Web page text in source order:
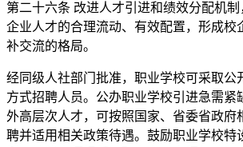
第二十六条 改进人才引进和绩效分配机
企业人才的合理流动、有效配置，形成校
补交流的格局。
经同级人社部门批准，职业学校可采取公
方式招聘人员。公办职业学校引进急需紧
外高层次人才，可按照国家、省委省政府
聘并适用相关政策待遇。鼓励职业学校特